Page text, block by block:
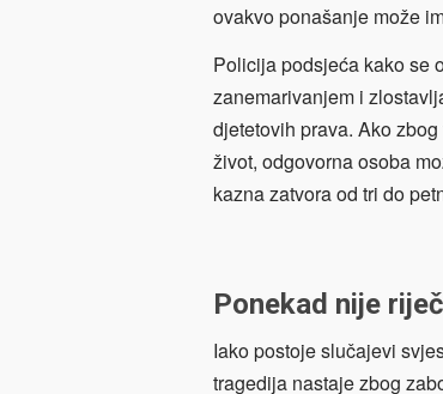
ovakvo ponašanje može
Policija podsjeća kako se
zanemarivanjem i
djetetovih prava. Ako
život, odgovorna osoba
kazna zatvora od tri do
Ponekad nije
Iako postoje slučajevi
tragedija nastaje zbog